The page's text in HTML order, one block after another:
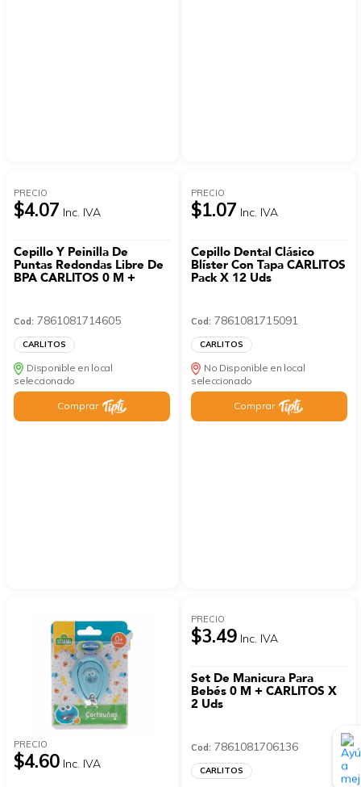
PRECIO
$4.07 Inc. IVA
Cepillo Y Peinilla De
Puntas Redondas Libre De
BPA CARLITOS 0 M +
Cod: 7861081714605
CARLITOS
Disponible en local
seleccionado
Comprar
PRECIO
$1.07 Inc. IVA
Cepillo Dental Clásico
Blíster Con Tapa CARLITOS
Pack X 12 Uds
Cod: 7861081715091
CARLITOS
No Disponible en local
seleccionado
Comprar
PRECIO
$4.60 Inc. IVA
PRECIO
$3.49 Inc. IVA
Set De Manicura Para
Bebés 0 M + CARLITOS X
2 Uds
Cod: 7861081706136
CARLITOS